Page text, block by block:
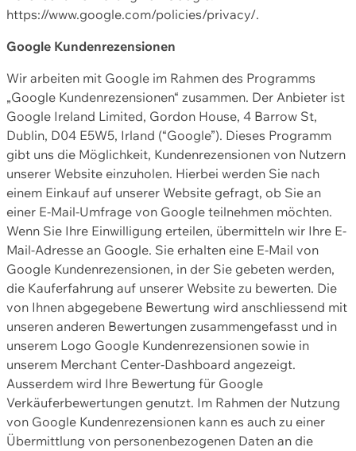
https://www.google.com/policies/privacy/.
Google Kundenrezensionen
Wir arbeiten mit Google im Rahmen des Programms
„Google Kundenrezensionen“ zusammen. Der Anbieter ist
Google Ireland Limited, Gordon House, 4 Barrow St,
Dublin, D04 E5W5, Irland (“Google”). Dieses Programm
gibt uns die Möglichkeit, Kundenrezensionen von Nutzern
unserer Website einzuholen. Hierbei werden Sie nach
einem Einkauf auf unserer Website gefragt, ob Sie an
einer E-Mail-Umfrage von Google teilnehmen möchten.
Wenn Sie Ihre Einwilligung erteilen, übermitteln wir Ihre E-
Mail-Adresse an Google. Sie erhalten eine E-Mail von
Google Kundenrezensionen, in der Sie gebeten werden,
die Kauferfahrung auf unserer Website zu bewerten. Die
von Ihnen abgegebene Bewertung wird anschliessend mit
unseren anderen Bewertungen zusammengefasst und in
unserem Logo Google Kundenrezensionen sowie in
unserem Merchant Center-Dashboard angezeigt.
Ausserdem wird Ihre Bewertung für Google
Verkäuferbewertungen genutzt. Im Rahmen der Nutzung
von Google Kundenrezensionen kann es auch zu einer
Übermittlung von personenbezogenen Daten an die